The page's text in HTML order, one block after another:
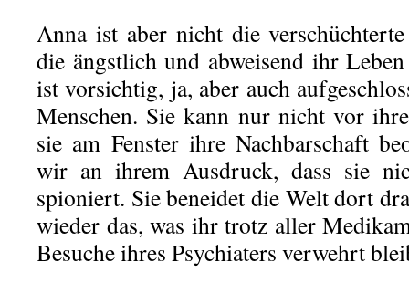
Anna ist aber nicht die
die ängstlich und abweisend ihr
ist vorsichtig, ja, aber auch
Menschen. Sie kann nur nicht vor
sie am Fenster ihre Nachbarschaft
wir an ihrem Ausdruck, dass sie
spioniert. Sie beneidet die Welt dort
wieder das, was ihr trotz aller
Besuche ihres Psychiaters verwehrt